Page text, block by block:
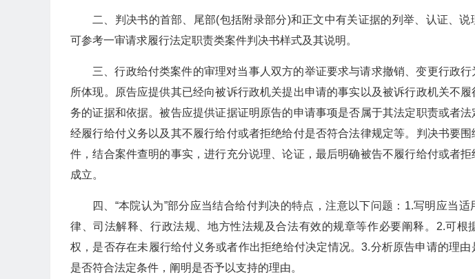
二、判决书的首部、尾部(包括附录部分)和正文中有关证据的列举、认证、说
可参考一审请求履行法定职责类案件判决书样式及其说明。
三、行政给付类案件的审理对当事人双方的举证要求与请求撤销、变更行政
所体现。原告应提供其已经向被诉行政机关提出申请的事实以及被诉行政机关不
务的证据和依据。被告应提供证据证明原告的申请事项是否属于其法定职责或者
经履行给付义务以及其不履行给付或者拒绝给付是否符合法律规定等。判决书要
件，结合案件查明的事实，进行充分说理、论证，最后明确被告不履行给付或者
成立。
四、“本院认为”部分应当结合给付判决的特点，注意以下问题：1.写明应当
律、司法解释、行政法规、地方性法规及合法有效的规章等作必要阐释。2.可根
权，是否存在未履行给付义务或者作出拒绝给付决定情况。3.分析原告申请的理
是否符合法定条件，阐明是否予以支持的理由。